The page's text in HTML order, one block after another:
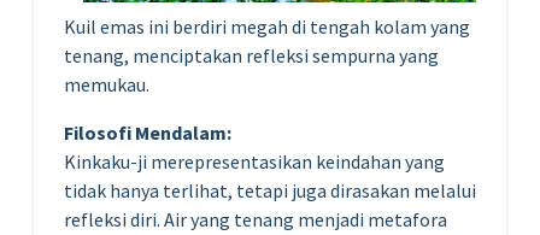
Kuil emas ini berdiri megah di tengah kolam yang
tenang, menciptakan refleksi sempurna yang
memukau.
Filosofi Mendalam:
Kinkaku-ji merepresentasikan keindahan yang
tidak hanya terlihat, tetapi juga dirasakan melalui
refleksi diri. Air yang tenang menjadi metafora